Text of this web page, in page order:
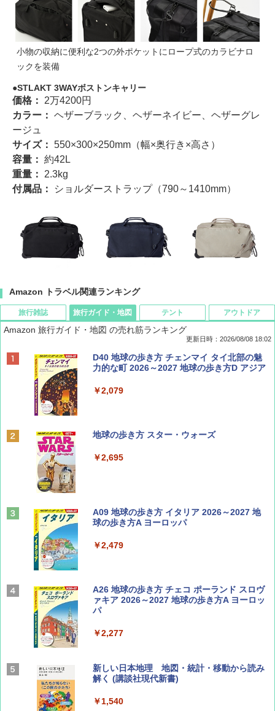
小物の収納に便利な2つの外ポケットにロープ式のカラビナロ
ックを装備
STLAKT 3WAYボストンキャリー
価格： 2万4200円
カラー： ヘザーブラック、ヘザーネイビー、ヘザーグレ
ージュ
サイズ： 550×300×250mm（幅×奥行き×高さ）
容量： 約42L
重量： 2.3kg
付属品：
ショルダーストラップ（790～1410mm）
Amazon トラベル関連ランキング
旅行雑誌
BE-PAL(ビ-パル) 2026年 9 月号【特別付録:
SOTO ミニマル"旅"財布 ランダム2種】
￥1,500
ディズニーファン ２０２６年 ９月号 [雑
山と溪谷 2026年8月号「南アルプス大全」
Coyote No.89 特集 星野道夫 夢見る旅
￥1,540
AIRLINE（エアライン）2026年9月号【特
集】ボーイング110周年を祝して！
￥1,760
旅行ガイド・地図
Amazon 旅行ガイド・地図 の売れ筋ランキング
更新日時：2026/08/08 18:02
D40 地球の歩き方 チェンマイ タイ北部の魅
力的な町 2026～2027 地球の歩き方D アジア
￥2,079
地球の歩き方 スター・ウォーズ
￥2,695
A09 地球の歩き方 イタリア 2026～2027 地
球の歩き方A ヨーロッパ
￥2,479
A26 地球の歩き方 チェコ ポーランド スロヴ
ァキア 2026～2027 地球の歩き方A ヨーロッ
パ
￥2,277
新しい日本地理 地図・統計・移動から読み
解く (講談社現代新書)
￥1,540
テント アウトドア